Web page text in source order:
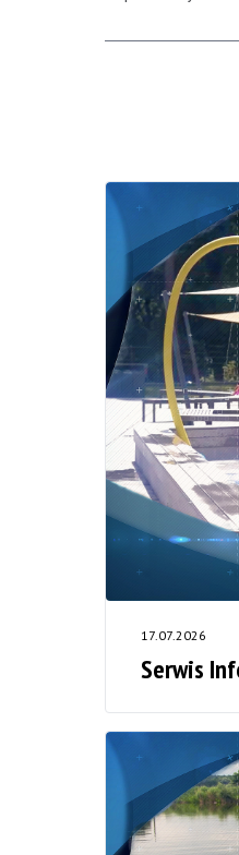
17.07.2026
Serwis